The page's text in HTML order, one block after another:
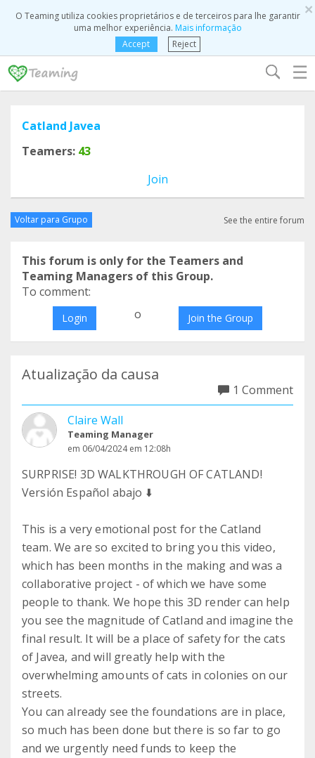
×
O Teaming utiliza cookies proprietários e de terceiros para lhe garantir
uma melhor experiência. Mais informação
Accept
Reject
☰
Catland Javea
Teamers: 43
Join
Voltar para Grupo See the entire forum
This forum is only for the Teamers and
Teaming Managers of this Group.
To comment:
Login o Join the Group
Atualização da causa
1 Comment
Claire Wall
Teaming Manager
em 06/04/2024 em 12:08h
SURPRISE! 3D WALKTHROUGH OF CATLAND!
Versión Español abajo ⬇️
This is a very emotional post for the Catland
team. We are so excited to bring you this video,
which has been months in the making and was a
collaborative project - of which we have some
people to thank. We hope this 3D render can help
you see the magnitude of Catland and imagine the
final result. It will be a place of safety for the cats
of Javea, and will greatly help with the
overwhelming amounts of cats in colonies on our
streets.
You can already see the foundations are in place,
so much has been done but there is so far to go
and we urgently need funds to keep the